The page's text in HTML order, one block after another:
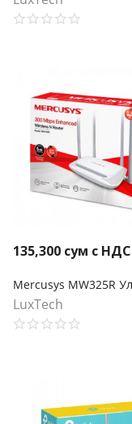
135,300 сум с НДС
LuxTech